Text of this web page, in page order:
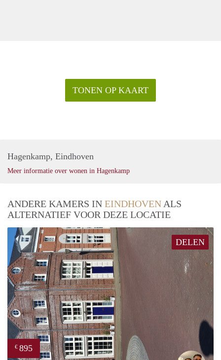
TONEN OP KAART
Hagenkamp, Eindhoven
Meer informatie over wonen in Hagenkamp
ANDERE KAMERS IN EINDHOVEN ALS
ALTERNATIEF VOOR DEZE LOCATIE
DELEN
€ 895